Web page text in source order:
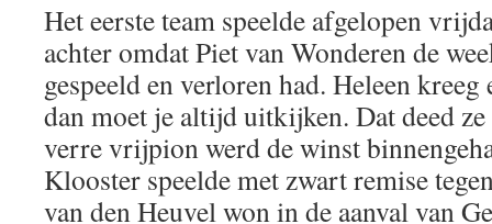
Het eerste team speelde afgelopen
achter omdat Piet van Wonderen de
gespeeld en verloren had. Heleen
dan moet je altijd uitkijken. Dat deed
verre vrijpion werd de winst
Klooster speelde met zwart remise
van den Heuvel won in de aanval van